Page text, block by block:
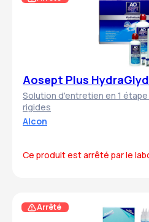
Aosept Plus
Solution d'entretien en 1
rigides
Alcon
Ce produit est arrêté par le
Arrêté